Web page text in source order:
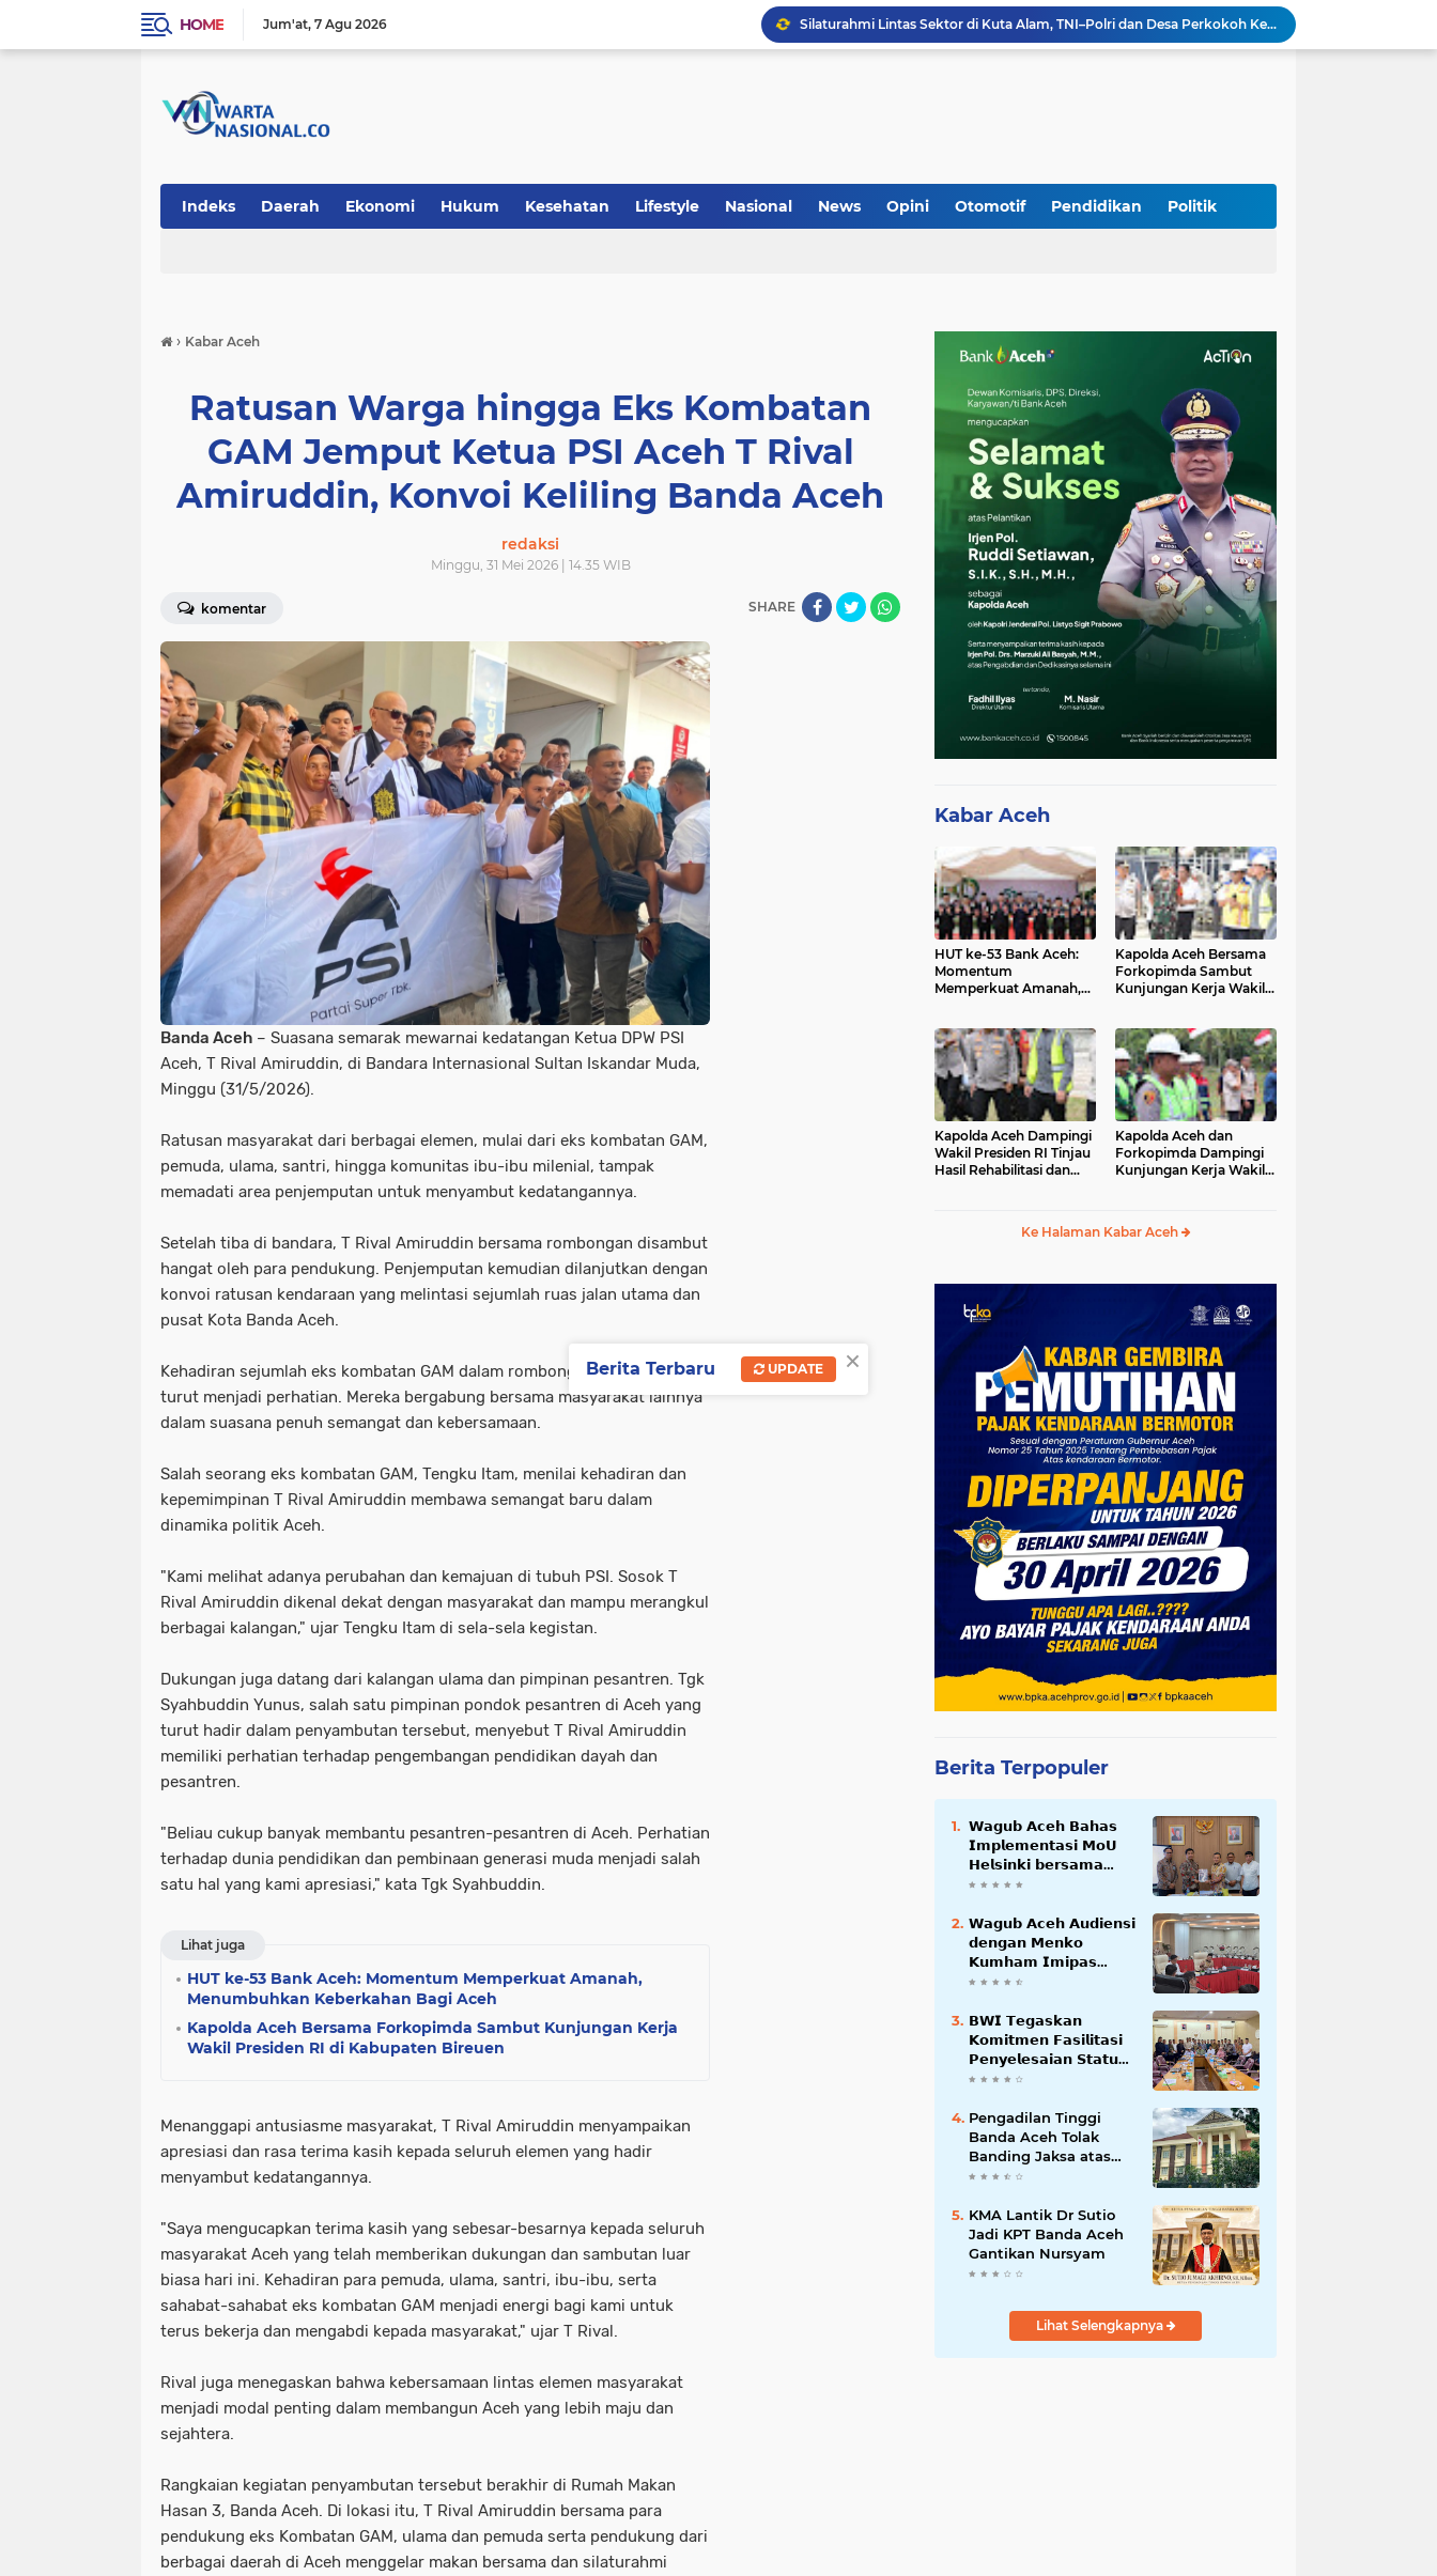
HOME Jum'at 7 Agu 2026
Silaturahmi Lintas Sektor di Kuta Alam, TNI–Polri dan Desa Perkokoh Kebersamaan
Babinsa Peukan Bada Hadiri Rapat Lanjutan HUT RI ke-81, Perkuat Sinergi Lintas Sektor
Kak Na Promosi Wisata Surfing dan Hadiri Perayaan HUT 53 tahun BAS Simeulue
Indeks Daerah Ekonomi Hukum Kesehatan Lifestyle Nasional News Opini Otomotif Pendidikan Politik
› Kabar Aceh
Ratusan Warga hingga Eks Kombatan
GAM Jemput Ketua PSI Aceh T Rival
Amiruddin, Konvoi Keliling Banda Aceh
redaksi
Minggu, 31 Mei 2026 | 14.35 WIB
komentar SHARE
Banda Aceh – Suasana semarak mewarnai kedatangan Ketua DPW PSI
Aceh, T Rival Amiruddin, di Bandara Internasional Sultan Iskandar Muda,
Minggu (31/5/2026).
Ratusan masyarakat dari berbagai elemen, mulai dari eks kombatan GAM,
pemuda, ulama, santri, hingga komunitas ibu-ibu milenial, tampak
memadati area penjemputan untuk menyambut kedatangannya.
Setelah tiba di bandara, T Rival Amiruddin bersama rombongan disambut
hangat oleh para pendukung. Penjemputan kemudian dilanjutkan dengan
konvoi ratusan kendaraan yang melintasi sejumlah ruas jalan utama dan
pusat Kota Banda Aceh.
Kehadiran sejumlah eks kombatan GAM dalam rombongan penjemputan
turut menjadi perhatian. Mereka bergabung bersama masyarakat lainnya
dalam suasana penuh semangat dan kebersamaan.
Salah seorang eks kombatan GAM, Tengku Itam, menilai kehadiran dan
kepemimpinan T Rival Amiruddin membawa semangat baru dalam
dinamika politik Aceh.
"Kami melihat adanya perubahan dan kemajuan di tubuh PSI. Sosok T
Rival Amiruddin dikenal dekat dengan masyarakat dan mampu merangkul
berbagai kalangan," ujar Tengku Itam di sela-sela kegistan.
Dukungan juga datang dari kalangan ulama dan pimpinan pesantren. Tgk
Syahbuddin Yunus, salah satu pimpinan pondok pesantren di Aceh yang
turut hadir dalam penyambutan tersebut, menyebut T Rival Amiruddin
memiliki perhatian terhadap pengembangan pendidikan dayah dan
pesantren.
"Beliau cukup banyak membantu pesantren-pesantren di Aceh. Perhatian
terhadap dunia pendidikan dan pembinaan generasi muda menjadi salah
satu hal yang kami apresiasi," kata Tgk Syahbuddin.
Lihat juga
HUT ke-53 Bank Aceh: Momentum Memperkuat Amanah,
Menumbuhkan Keberkahan Bagi Aceh
Kapolda Aceh Bersama Forkopimda Sambut Kunjungan Kerja
Wakil Presiden RI di Kabupaten Bireuen
Menanggapi antusiasme masyarakat, T Rival Amiruddin menyampaikan
apresiasi dan rasa terima kasih kepada seluruh elemen yang hadir
menyambut kedatangannya.
"Saya mengucapkan terima kasih yang sebesar-besarnya kepada seluruh
masyarakat Aceh yang telah memberikan dukungan dan sambutan luar
biasa hari ini. Kehadiran para pemuda, ulama, santri, ibu-ibu, serta
sahabat-sahabat eks kombatan GAM menjadi energi bagi kami untuk
terus bekerja dan mengabdi kepada masyarakat," ujar T Rival.
Rival juga menegaskan bahwa kebersamaan lintas elemen masyarakat
menjadi modal penting dalam membangun Aceh yang lebih maju dan
sejahtera.
Rangkaian kegiatan penyambutan tersebut berakhir di Rumah Makan
Hasan 3, Banda Aceh. Di lokasi itu, T Rival Amiruddin bersama para
pendukung eks Kombatan GAM, ulama dan pemuda serta pendukung dari
berbagai daerah di Aceh menggelar makan bersama dan silaturahmi
Kabar Aceh
HUT ke-53 Bank Aceh:
Momentum
Memperkuat Amanah,
Kapolda Aceh Bersama
Forkopimda Sambut
Kunjungan Kerja Wakil
Kapolda Aceh Dampingi
Wakil Presiden RI Tinjau
Hasil Rehabilitasi dan
Kapolda Aceh dan
Forkopimda Dampingi
Kunjungan Kerja Wakil
Ke Halaman Kabar Aceh
Berita Terpopuler
𝗪𝗮𝗴𝘂𝗯 𝗔𝗰𝗲𝗵 𝗕𝗮𝗵𝗮𝘀
𝗜𝗺𝗽𝗹𝗲𝗺𝗲𝗻𝘁𝗮𝘀𝗶 𝗠𝗼𝗨
𝗛𝗲𝗹𝘀𝗶𝗻𝗸𝗶 𝗯𝗲𝗿𝘀𝗮𝗺𝗮
𝗦𝗲𝗸𝗿𝗲𝘁𝗮𝗿𝗶𝗮𝘁 𝗡𝗲𝗴𝗮𝗿𝗮
𝗪𝗮𝗴𝘂𝗯 𝗔𝗰𝗲𝗵 𝗔𝘂𝗱𝗶𝗲𝗻𝘀𝗶
𝗱𝗲𝗻𝗴𝗮𝗻 𝗠𝗲𝗻𝗸𝗼
𝗞𝘂𝗺𝗵𝗮𝗺 𝗜𝗺𝗶𝗽𝗮𝘀
𝗧𝗲𝗿𝗸𝗮𝗶𝘁 𝗦𝘁𝗮𝘁𝘂𝘀 𝗪𝗮𝗸𝗮𝗳
𝗕𝗪𝗜 𝗧𝗲𝗴𝗮𝘀𝗸𝗮𝗻
𝗞𝗼𝗺𝗶𝘁𝗺𝗲𝗻 𝗙𝗮𝘀𝗶𝗹𝗶𝘁𝗮𝘀𝗶
𝗣𝗲𝗻𝘆𝗲𝗹𝗲𝘀𝗮𝗶𝗮𝗻 𝗦𝘁𝗮𝘁𝘂𝘀
𝗪𝗮𝗸𝗮𝗳 𝗕𝗹𝗮𝗻𝗴 𝗣𝗮𝗱𝗮𝗻𝗴
Pengadilan Tinggi
Banda Aceh Tolak
Banding Jaksa atas
Putusan Bebas Kasus
KMA Lantik Dr Sutio
Jadi KPT Banda Aceh
Gantikan Nursyam
Lihat Selengkapnya
×
Berita Terbaru UPDATE